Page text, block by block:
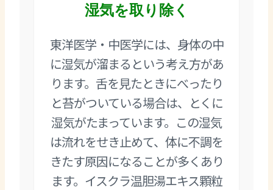
湿気を取り除く
東洋医学・中医学には、身体の中
に湿気が溜まるという考え方があ
ります。舌を見たときにべったり
と苔がついている場合は、とくに
湿気がたまっています。この湿気
は流れをせき止めて、体に不調を
きたす原因になることが多くあり
ます。イスクラ温胆湯エキス顆粒